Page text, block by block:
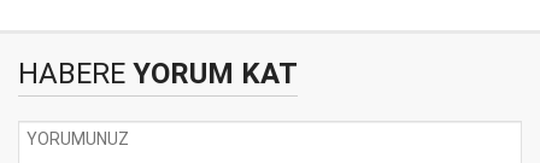
HABERE YORUM KAT